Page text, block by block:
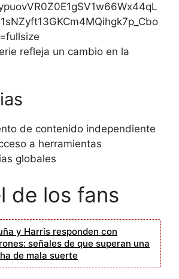
refleja un cambio en la
de contenido independiente
a herramientas
globales
de los fans
y Harris responden con
señales de que superan una
de mala suerte